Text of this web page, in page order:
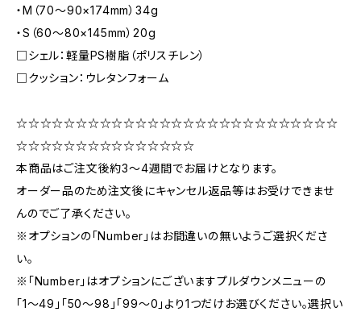
・M（70〜90×174mm）34g
・S（60〜80×145mm）20g
□シェル：軽量PS樹脂（ポリスチレン）
□クッション：ウレタンフォーム
☆☆☆☆☆☆☆☆☆☆☆☆☆☆☆☆☆☆☆☆☆☆☆☆☆☆☆
☆☆☆☆☆☆☆☆☆☆☆☆☆☆☆
本商品はご注文後約3〜4週間でお届けとなります。
オーダー品のため注文後にキャンセル返品等はお受けできませ
んのでご了承ください。
※オプションの「Number」はお間違いの無いようご選択くださ
い。
※「Number」はオプションにございますプルダウンメニューの
「1〜49」「50〜98」「99〜0」より1つだけお選びください。選択い